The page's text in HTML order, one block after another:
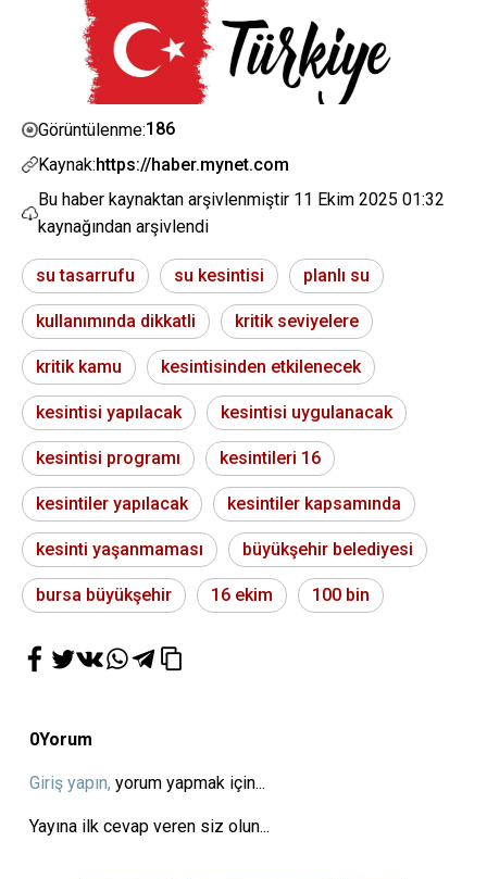
Görüntülenme:186
Kaynak:https://haber.mynet.com
Bu haber kaynaktan arşivlenmiştir 11 Ekim 2025 01:32
kaynağından arşivlendi
su tasarrufu su kesintisi planlı su
kullanımında dikkatli kritik seviyelere
kritik kamu kesintisinden etkilenecek
kesintisi yapılacak kesintisi uygulanacak
kesintisi programı kesintileri 16
kesintiler yapılacak kesintiler kapsamında
kesinti yaşanmaması büyükşehir belediyesi
bursa büyükşehir 16 ekim 100 bin
0Yorum
Giriş yapın, yorum yapmak için...
Yayına ilk cevap veren siz olun...